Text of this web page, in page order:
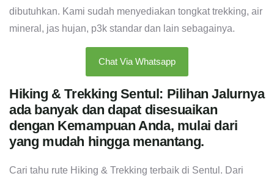
dibutuhkan. Kami sudah menyediakan tongkat trekking, air
mineral, jas hujan, p3k standar dan lain sebagainya.
Chat Via Whatsapp
Hiking & Trekking Sentul: Pilihan Jalurnya
ada banyak dan dapat disesuaikan
dengan Kemampuan Anda, mulai dari
yang mudah hingga menantang.
Cari tahu rute Hiking & Trekking terbaik di Sentul. Dari